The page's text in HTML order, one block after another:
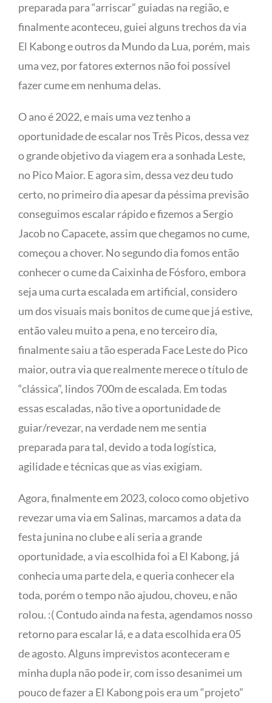
preparada para “arriscar” guiadas na região, e
finalmente aconteceu, guiei alguns trechos da via
El Kabong e outros da Mundo da Lua, porém, mais
uma vez, por fatores externos não foi possível
fazer cume em nenhuma delas.
O ano é 2022, e mais uma vez tenho a
oportunidade de escalar nos Três Picos, dessa vez
o grande objetivo da viagem era a sonhada Leste,
no Pico Maior. E agora sim, dessa vez deu tudo
certo, no primeiro dia apesar da péssima previsão
conseguimos escalar rápido e fizemos a Sergio
Jacob no Capacete, assim que chegamos no cume,
começou a chover. No segundo dia fomos então
conhecer o cume da Caixinha de Fósforo, embora
seja uma curta escalada em artificial, considero
um dos visuais mais bonitos de cume que já estive,
então valeu muito a pena, e no terceiro dia,
finalmente saiu a tão esperada Face Leste do Pico
maior, outra via que realmente merece o título de
“clássica”, lindos 700m de escalada. Em todas
essas escaladas, não tive a oportunidade de
guiar/revezar, na verdade nem me sentia
preparada para tal, devido a toda logística,
agilidade e técnicas que as vias exigiam.
Agora, finalmente em 2023, coloco como objetivo
revezar uma via em Salinas, marcamos a data da
festa junina no clube e ali seria a grande
oportunidade, a via escolhida foi a El Kabong, já
conhecia uma parte dela, e queria conhecer ela
toda, porém o tempo não ajudou, choveu, e não
rolou. :( Contudo ainda na festa, agendamos nosso
retorno para escalar lá, e a data escolhida era 05
de agosto. Alguns imprevistos aconteceram e
minha dupla não pode ir, com isso desanimei um
pouco de fazer a El Kabong pois era um “projeto”